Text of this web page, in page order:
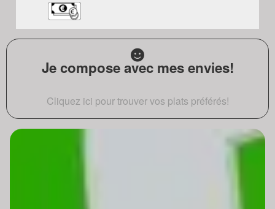
Je compose avec mes envies!
Cliquez ici pour trouver vos plats préférés!